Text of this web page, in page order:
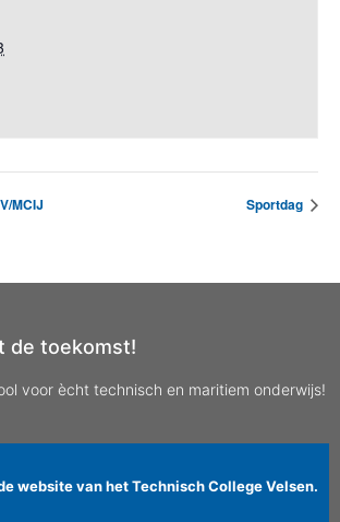
MCIJ Sportdag
de toekomst!
voor ècht technisch en maritiem onderwijs!
website van het Technisch College Velsen.